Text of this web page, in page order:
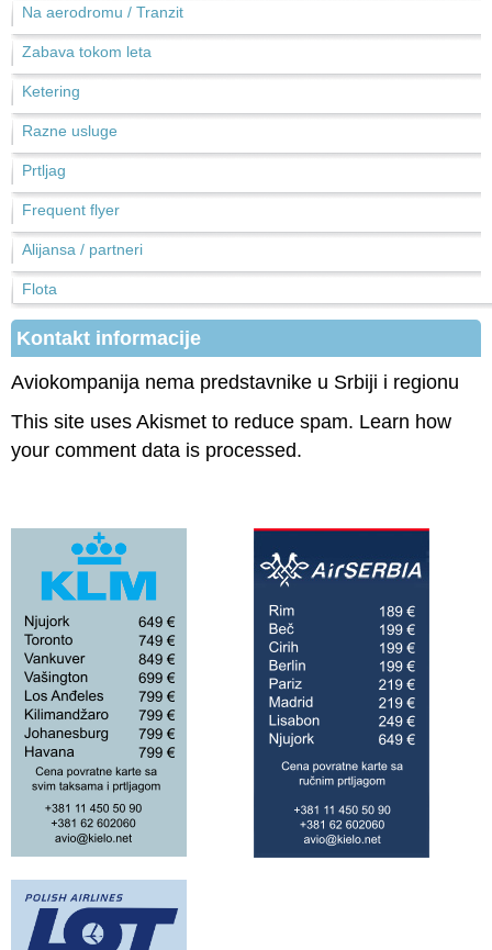
Na aerodromu / Tranzit
Zabava tokom leta
Ketering
Razne usluge
Prtljag
Frequent flyer
Alijansa / partneri
Flota
Kontakt informacije
Aviokompanija nema predstavnike u Srbiji i regionu
This site uses Akismet to reduce spam. Learn how
your comment data is processed.